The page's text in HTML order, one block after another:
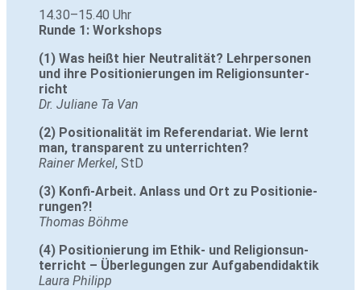
14.30–15.40 Uhr
Runde 1: Workshops
(1) Was heißt hier Neu­tra­lität? Lehr­per­sonen
und ihre Posi­tio­nie­rungen im Reli­gi­ons­un­ter­
richt
Dr. Juliane Ta Van
(2) Posi­tio­na­lität im Refe­ren­da­riat. Wie lernt
man, trans­pa­rent zu unter­richten?
Rainer Merkel, StD
(3) Konfi-Arbeit. Anlass und Ort zu Posi­tio­nie­
rungen?!
Thomas Böhme
(4) Posi­tio­nie­rung im Ethik- und Reli­gi­ons­un­
ter­richt – Über­le­gungen zur Auf­ga­ben­di­daktik
Laura Philipp